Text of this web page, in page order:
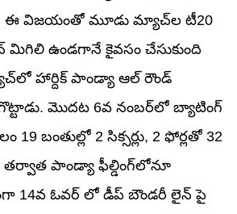
ఈ విజయంతో మూడు మ్యాచ్‌ల టీ20
ఉండగానే కైవసం చేసుకుంది
హార్దిక్ పాండ్యా ఆల్ రౌండ్
మొదట 6వ నంబర్‌లో బ్యాటింగ్
19 బంతుల్లో 2 సిక్సర్లు, 2 ఫోర్లతో 32
తర్వాత పాండ్యా ఫీల్డింగ్‌లోనూ
14వ ఓవర్ లో డీప్ బౌండరీ లైన్ పై